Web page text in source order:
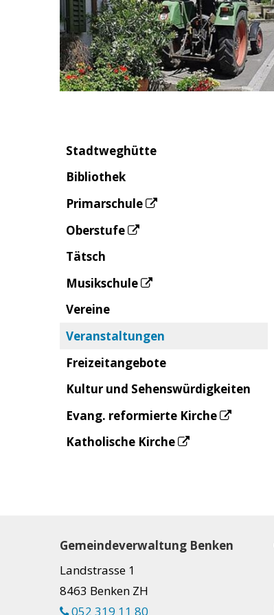
Stadtweghütte
Bibliothek
Primarschule
Oberstufe
Tätsch
Musikschule
Vereine
Veranstaltungen
Freizeitangebote
Kultur und Sehenswürdigkeiten
Evang. reformierte Kirche
Katholische Kirche
Footer
Gemeindeverwaltung Benken
Landstrasse 1
8463 Benken ZH
052 319 11 80